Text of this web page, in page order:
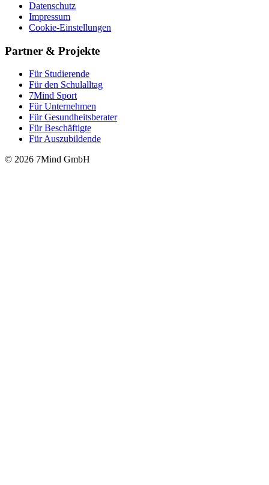
Datenschutz
Impressum
Cookie-Einstellungen
Partner & Projekte
Für Stu­die­rende
Für den Schulalltag
7Mind Sport
Für Unter­neh­men
Für Gesund­heits­be­ra­ter
Für Beschäftigte
Für Auszubildende
© 2026 7Mind GmbH